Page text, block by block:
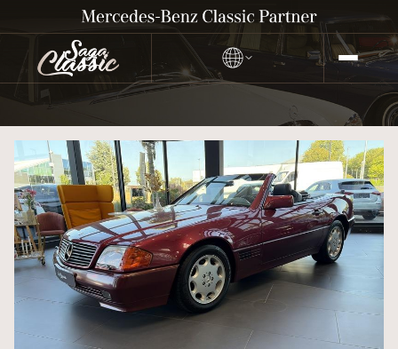
MERCEDES-BENZ 300 SL
R129